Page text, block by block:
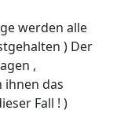
werden alle
) Der
,
ihnen das
Fall ! )